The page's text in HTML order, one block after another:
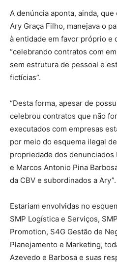
A denúncia aponta, ainda,
Ary Graça Filho, manejava o
à entidade em favor próprio e
“celebrando contratos com
sem estrutura de pessoal e
fictícias”.
“Desta forma, apesar de
celebrou contratos que não
executados com empresas
por meio do esquema ilegal
propriedade dos denunciados
e Marcos Antonio Pina
da CBV e subordinados a Ary”.
Estariam envolvidas no
SMP Logística e Serviços,
Promotion, S4G Gestão de
Planejamento e Marketing,
Azevedo e Barbosa e suas